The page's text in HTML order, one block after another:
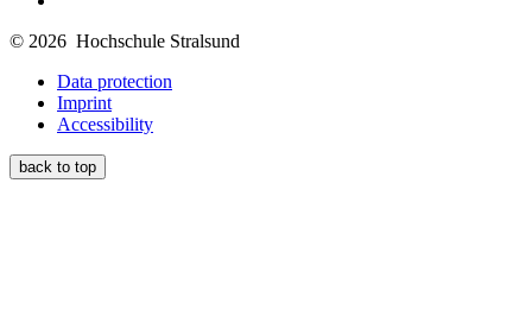
© 2026 Hochschule Stralsund
Data protection
Imprint
Accessibility
back to top